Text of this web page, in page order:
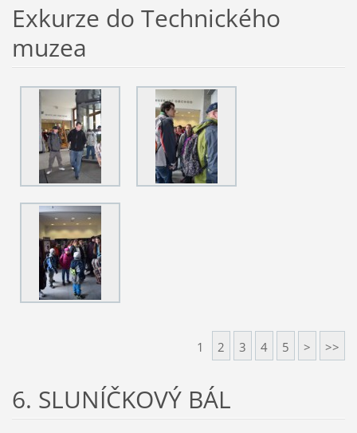
Exkurze do Technického
muzea
1 2 3 4 5 > >>
6. SLUNÍČKOVÝ BÁL